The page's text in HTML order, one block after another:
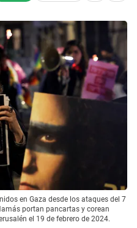
en Gaza desde los ataques del 7
portan pancartas y corean
el 19 de febrero de 2024.